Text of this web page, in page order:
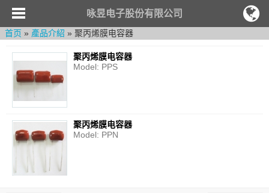
咏昱电子股份有限公司
首页 » 產品介紹 » 聚丙烯膜电容器
聚丙烯膜电容器
Model: PPS
聚丙烯膜电容器
Model: PPN